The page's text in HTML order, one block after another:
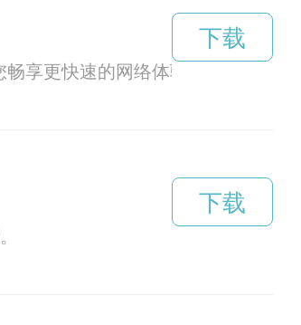
享更快速的网络体验。
下载
下载